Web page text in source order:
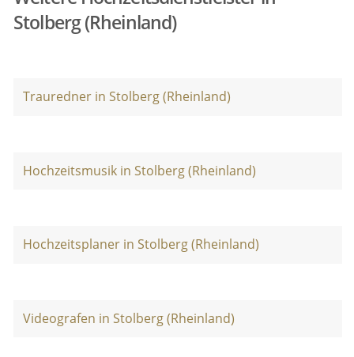
Stolberg (Rheinland)
Trauredner in Stolberg (Rheinland)
Hochzeitsmusik in Stolberg (Rheinland)
Hochzeitsplaner in Stolberg (Rheinland)
Videografen in Stolberg (Rheinland)